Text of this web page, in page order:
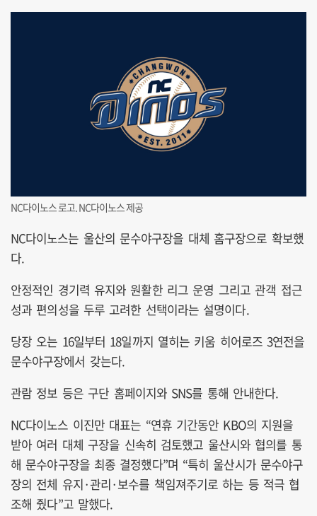
NC다이노스 로고. NC다이노스 제공
NC다이노스는 울산의 문수야구장을 대체 홈구장으로 확보했
다.
안정적인 경기력 유지와 원활한 리그 운영 그리고 관객 접근
성과 편의성을 두루 고려한 선택이라는 설명이다.
당장 오는 16일부터 18일까지 열히는 키움 히어로즈 3연전을
문수야구장에서 갖는다.
관람 정보 등은 구단 홈페이지와 SNS를 통해 안내한다.
NC다이노스 이진만 대표는 “연휴 기간동안 KBO의 지원을
받아 여러 대체 구장을 신속히 검토했고 울산시와 협의를 통
해 문수야구장을 최종 결정했다”며 “특히 울산시가 문수야구
장의 전체 유지·관리·보수를 책임져주기로 하는 등 적극 협
조해 줬다”고 말했다.